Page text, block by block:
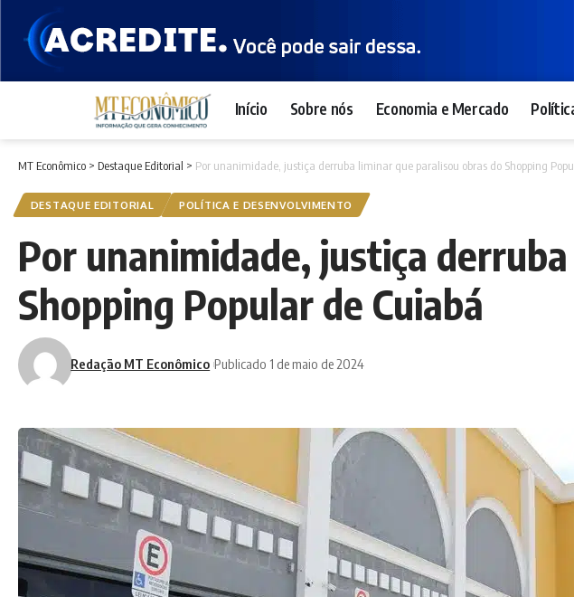
Início Sobre nós Economia e Mercado
MT Econômico > Destaque Editorial > Por unanimidade, justiça derruba liminar que paralisou obras do Shopping
DESTAQUE EDITORIAL POLÍTICA E DESENVOLVIMENTO
Por unanimidade, justiça
Shopping Popular de Cuiabá
Redação MT Econômico Publicado 1 de maio de 2024